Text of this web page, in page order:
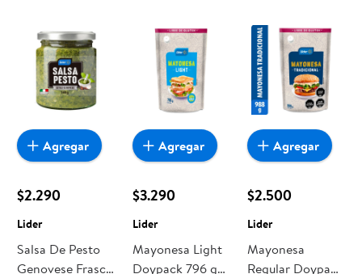
$2.290
Lider
Salsa De Pesto
Genovese Frasco
Agregar
$3.290
Lider
Mayonesa Light
Doypack 796 g
Agregar
$2.500
Lider
Mayonesa
Regular Doypack
Agregar